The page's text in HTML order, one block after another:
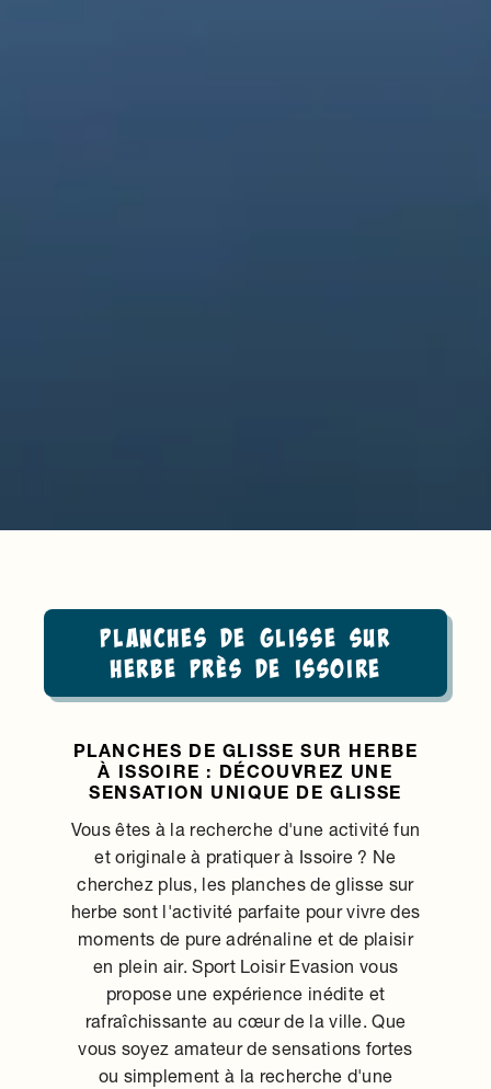
Planches de glisse sur
herbe près de Issoire
PLANCHES DE GLISSE SUR HERBE
À ISSOIRE : DÉCOUVREZ UNE
SENSATION UNIQUE DE GLISSE
Vous êtes à la recherche d'une activité fun
et originale à pratiquer à Issoire ? Ne
cherchez plus, les planches de glisse sur
herbe sont l'activité parfaite pour vivre des
moments de pure adrénaline et de plaisir
en plein air. Sport Loisir Evasion vous
propose une expérience inédite et
rafraîchissante au cœur de la ville. Que
vous soyez amateur de sensations fortes
ou simplement à la recherche d'une